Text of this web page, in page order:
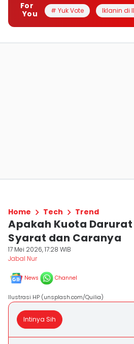
For
You
# Yuk Vote Iklanin di
Home Tech Trend
Apakah Kuota Darurat
Syarat dan Caranya
17 Mei 2026, 17:28 WIB
Jabal Nur
News Channel
Ilustrasi HP (unsplash.com/Quilia)
Intinya Sih